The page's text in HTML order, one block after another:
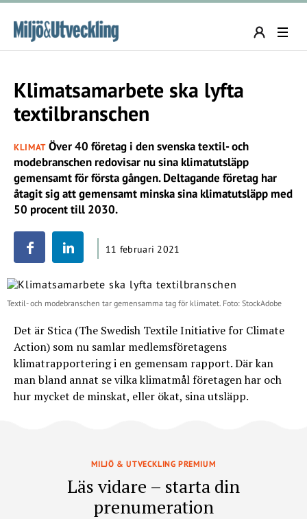
Klimatsamarbete ska lyfta
textilbranschen
KLIMATÖver 40 företag i den svenska textil- och
modebranschen redovisar nu sina klimatutsläpp
gemensamt för första gången. Deltagande företag har
åtagit sig att gemensamt minska sina klimatutsläpp med
50 procent till 2030.
11 februari 2021
Textil- och modebranschen tar gemensamma tag för klimatet. Foto: StockAdobe
Det är Stica (The Swedish Textile Initiative for Climate
Action) som nu samlar medlemsföretagens
klimatrapportering i en gemensam rapport. Där kan
man bland annat se vilka klimatmål företagen har och
hur mycket de minskat, eller ökat, sina utsläpp.
MILJÖ & UTVECKLING PREMIUM
Läs vidare – starta din
prenumeration